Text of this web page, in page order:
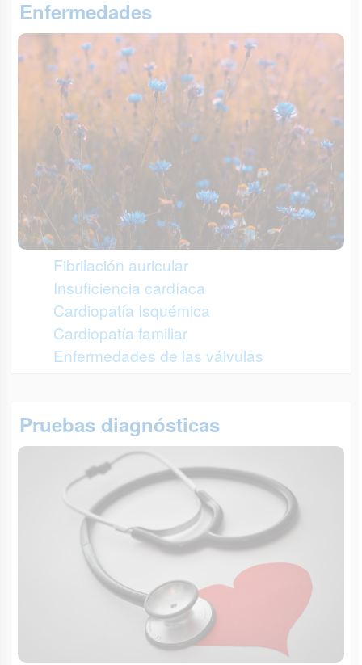
Enfermedades
Fibrilación auricular
Insuficiencia cardíaca
Cardiopatía Isquémica
Cardiopatía familiar
Enfermedades de las válvulas
Pruebas diagnósticas